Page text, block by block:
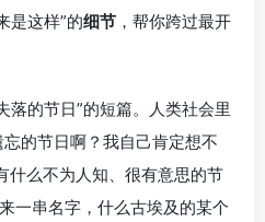
是这样”的细节 ，帮你跨过最开
落的节日”的短篇。人类社会里
的节日啊？我自己肯定想不
什么不为人知、很有意思的节
一串名字，什么古埃及的某个